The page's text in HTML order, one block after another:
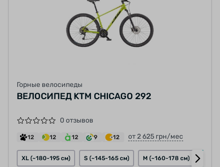
Горные велосипеды
ВЕЛОСИПЕД KTM CHICAGO 292
0 отзывов
12 12 12 9 12 от 2 625 грн/мес
XL (~180-195 см) S (~145-165 см) M (~160-178 см)